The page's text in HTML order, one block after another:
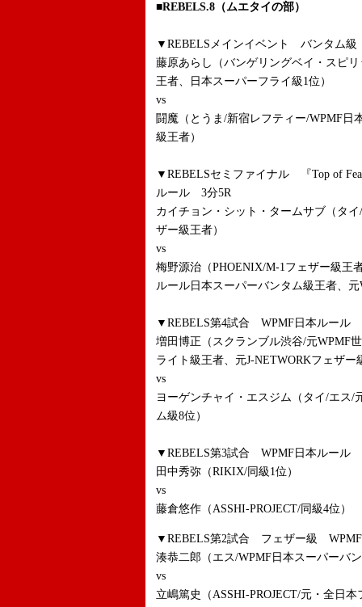
■REBELS.8（ムエタイの部）
▼REBELSメインイベント バンタム
藤原あらし（バンゲリングベイ・スピ
王者、日本スーパーフライ級1位）
vs
闘魔（とうま/新宿レフティー/WPMF日
級王者）
▼REBELSセミファイナル 『Top of
ルール 3分5R
カイチョン・シット・タームサブ（タ
ザー級王者）
vs
梅野源治（PHOENIX/M-1フェザー級王
ルール日本スーパーバンタム級王者、
▼REBELS第4試合 WPMF日本ルー
増田博正（スクランブル渋谷/元WPMF
ライト級王者、元J-NETWORKフェザー
vs
ヨーゲンチャイ・エスジム（タイ/エス
ム級8位）
▼REBELS第3試合 WPMF日本ルール
田中秀弥（RIKIX/同級1位）
vs
藤倉悠作（ASSHI-PROJECT/同級4位）
▼REBELS第2試合 フェザー級
湊恭二郎（エス/WPMF日本スーパーバ
vs
立嶋篤史（ASSHI-PROJECT/元・全日